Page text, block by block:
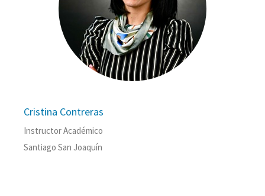
Cristina Contreras
Instructor Académico
Santiago San Joaquín